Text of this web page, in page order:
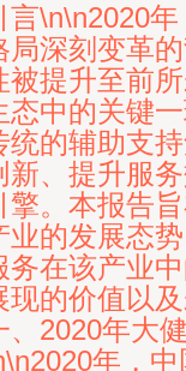
言\n\n2020
局深刻变革
被提升至前
态中的关键
统的辅助支
新、提升服
擎。本报告
业的发展态
务在该产业
现的价值以
、2020年大
年，